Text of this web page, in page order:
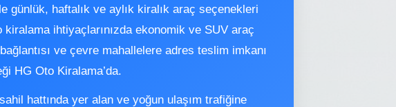
günlük, haftalık ve aylık kiralık araç seçenekleri
ihtiyaçlarınızda ekonomik ve SUV araç
ve çevre mahallelere adres teslim imkanı
HG Oto Kiralama’da.
hattında yer alan ve yoğun ulaşım trafiğine